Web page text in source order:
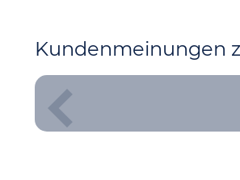
Kundenmeinungen